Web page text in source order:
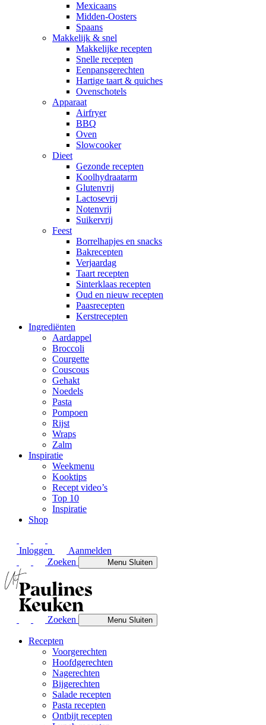
Mexicaans
Midden-Oosters
Spaans
Makkelijk & snel
Makkelijke recepten
Snelle recepten
Eenpansgerechten
Hartige taart & quiches
Ovenschotels
Apparaat
Airfryer
BBQ
Oven
Slowcooker
Dieet
Gezonde recepten
Koolhydraatarm
Glutenvrij
Lactosevrij
Notenvrij
Suikervrij
Feest
Borrelhapjes en snacks
Bakrecepten
Verjaardag
Taart recepten
Sinterklaas recepten
Oud en nieuw recepten
Paasrecepten
Kerstrecepten
Ingrediënten
Aardappel
Broccoli
Courgette
Couscous
Gehakt
Noedels
Pasta
Pompoen
Rijst
Wraps
Zalm
Inspiratie
Weekmenu
Kooktips
Recept video’s
Top 10
Inspiratie
Shop
Inloggen
Aanmelden
Zoeken
MenuSluiten
Zoeken MenuSluiten
Recepten
Voorgerechten
Hoofdgerechten
Nagerechten
Bijgerechten
Salade recepten
Pasta recepten
Ontbijt recepten